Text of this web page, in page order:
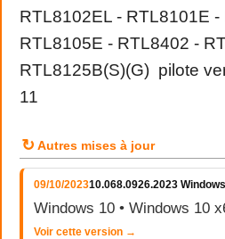
RTL8102EL - RTL8101E
RTL8105E - RTL8402 -
RTL8125B(S)(G) pilote
11
↻ Autres mises à jour
09/10/202310.068.0926.2023
Windows 10 • Windows 10
Voir cette version →